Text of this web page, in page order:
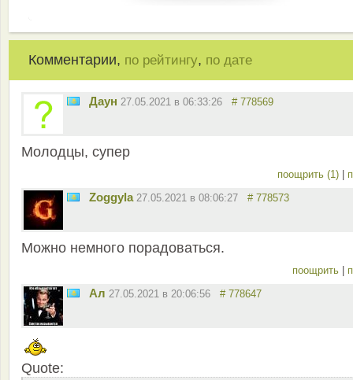
Комментарии, по рейтингу, по дате
Даун 27.05.2021 в 06:33:26 # 778569
Молодцы, супер
поощрить (1) |
Zoggyla 27.05.2021 в 08:06:27 # 778573
Можно немного порадоваться.
поощрить |
Ал 27.05.2021 в 20:06:56 # 778647
Quote: